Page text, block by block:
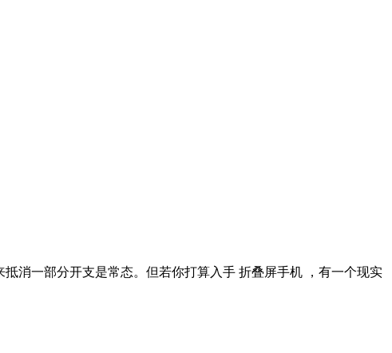
消一部分开支是常态。但若你打算入手 折叠屏手机 ，有一个现实